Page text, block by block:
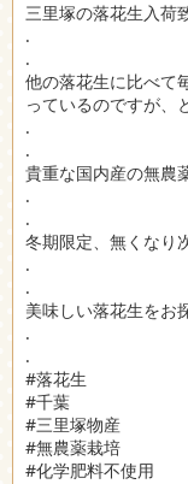
三里塚の落花生入荷
.
.
他の落花生に比べて
っているのですが、
.
.
貴重な国内産の無農
.
.
冬期限定、無くなり
.
.
美味しい落花生をお
.
.
#落花生
#千葉
#三里塚物産
#無農薬栽培
#化学肥料不使用